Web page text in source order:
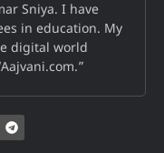
Sniya. I have
in education. My
digital world